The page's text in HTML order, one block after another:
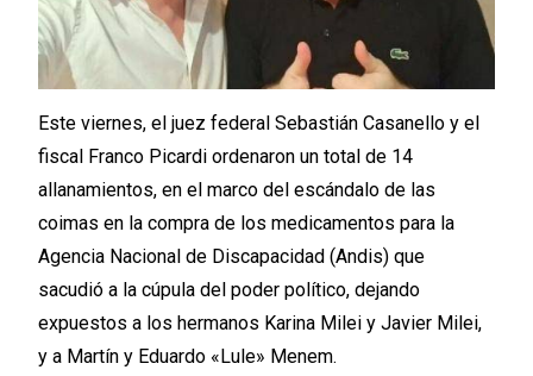
Este viernes, el juez federal Sebastián Casanello y el
fiscal Franco Picardi ordenaron un total de 14
allanamientos, en el marco del escándalo de las
coimas en la compra de los medicamentos para la
Agencia Nacional de Discapacidad (Andis) que
sacudió a la cúpula del poder político, dejando
expuestos a los hermanos Karina Milei y Javier Milei,
y a Martín y Eduardo «Lule» Menem.